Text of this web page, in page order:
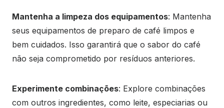
Mantenha a limpeza dos equipamentos: Mantenha
seus equipamentos de preparo de café limpos e
bem cuidados. Isso garantirá que o sabor do café
não seja comprometido por resíduos anteriores.
Experimente combinações: Explore combinações
com outros ingredientes, como leite, especiarias ou